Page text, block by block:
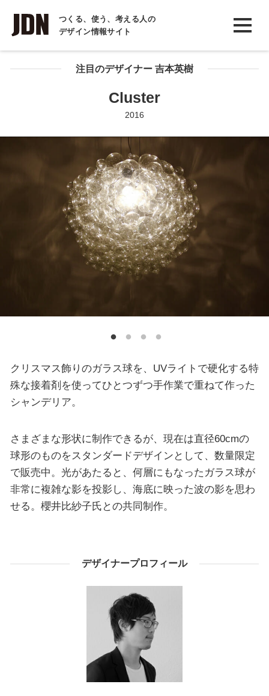
つくる、使う、考える人の
デザイン情報サイト
INTERVIEW
インタビュー
REPORT注目のデザイナー 吉本英樹
Cluster
2016
クリスマス飾りのガラス球を、UVライトで硬化する特
殊な接着剤を使ってひとつずつ手作業で重ねて作った
シャンデリア。
さまざまな形状に制作できるが、現在は直径60cmの
球形のものをスタンダードデザインとして、数量限定
で販売中。光があたると、何層にもなったガラス球が
非常に複雑な影を投影し、海底に映った波の影を思わ
せる。櫻井比紗子氏との共同制作。
デザイナープロフィール